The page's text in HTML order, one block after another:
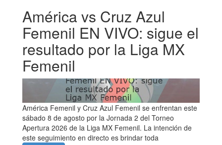
América vs Cruz Azul
Femenil EN VIVO: sigue el
resultado por la Liga MX
Femenil
América Femenil y Cruz Azul Femenil se enfrentan este
sábado 8 de agosto por la Jornada 2 del Torneo
Apertura 2026 de la Liga MX Femenil. La intención de
este seguimiento en directo es brindar toda